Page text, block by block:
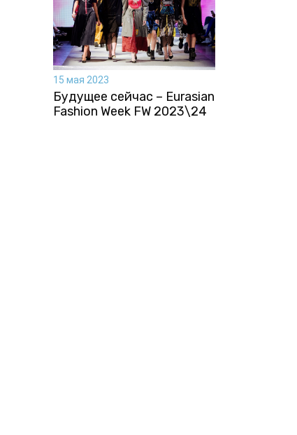
15 мая 2023
Будущее сейчас – Eurasian
Fashion Week FW 2023\24